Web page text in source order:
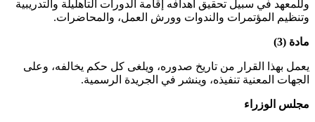
وللمعهد في سبيل تحقيق أهدافه إقامة الدورات التأهليلة والتدريبية
وتنظيم المؤتمرات والندوات وورش العمل، والمحاضرات.
مادة (3)
يعمل بهذا القرار من تاريخ صدوره، ويلغى كل حكم يخالفه، وعلى
الجهات المعنية تنفيذه، وينشر في الجريدة الرسمية.
مجلس الوزراء